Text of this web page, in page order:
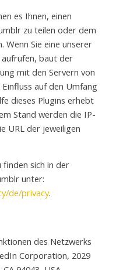
es Ihnen, einen
zu teilen oder dem
Wenn Sie eine unserer
baut der
mit den Servern von
auf den Umfang
dieses Plugins erhebt
Stand werden die IP-
URL der jeweiligen
sich in der
unter:
de/privacy.
des Netzwerks
Corporation, 2029